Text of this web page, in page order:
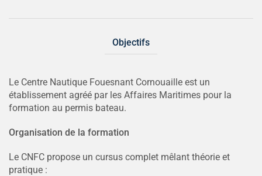
Objectifs
Le Centre Nautique Fouesnant Cornouaille est un
établissement agréé par les Affaires Maritimes pour la
formation au permis bateau.
Organisation de la formation
Le CNFC propose un cursus complet mêlant théorie et
pratique :